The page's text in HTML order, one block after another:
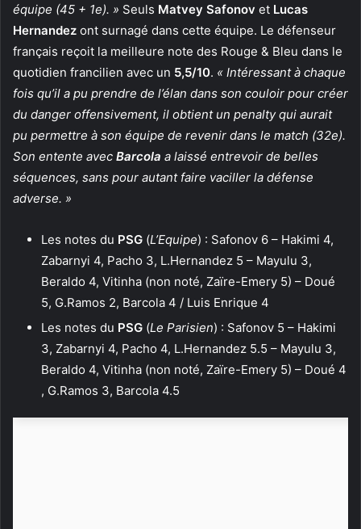
équipe (45 + 1e). » Seuls Matvey Safonov et Lucas
Hernandez ont surnagé dans cette équipe. Le défenseur
français reçoit la meilleure note des Rouge & Bleu dans le
quotidien francilien avec un 5,5/10. « Intéressant à chaque
fois qu’il a pu prendre de l’élan dans son couloir pour créer
du danger offensivement, il obtient un penalty qui aurait
pu permettre à son équipe de revenir dans le match (32e).
Son entente avec Barcola a laissé entrevoir de belles
séquences, sans pour autant faire vaciller la défense
adverse. »
Les notes du PSG (L’Equipe) : Safonov 6 – Hakimi 4,
Zabarnyi 4, Pacho 3, L.Hernandez 5 – Mayulu 3,
Beraldo 4, Vitinha (non noté, Zaïre-Emery 5) – Doué
5, G.Ramos 2, Barcola 4 / Luis Enrique 4
Les notes du PSG (Le Parisien) : Safonov 5 – Hakimi
3, Zabarnyi 4, Pacho 4, L.Hernandez 5.5 – Mayulu 3,
Beraldo 4, Vitinha (non noté, Zaïre-Emery 5) – Doué 4
, G.Ramos 3, Barcola 4.5